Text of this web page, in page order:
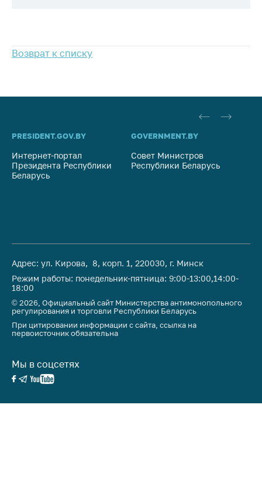
Возврат к списку
PRESIDENT.GOV.BY
Интернет-портал
Президента Республики
Беларусь
GOVERNMENT.BY
Совет Министров
Республики Беларусь
Адрес: ул. Кирова, 8, корп. 1, 220030, г. Минск
Режим работы: понедельник-пятница: 9:00-13:00,14:00-
18:00
© 2026, Официальный сайт Министерства антимонопольного
регулирования и торговли Республики Беларусь
При цитировании информации с сайта, ссылка на
первоисточник обязательна
Мы в соцсетях